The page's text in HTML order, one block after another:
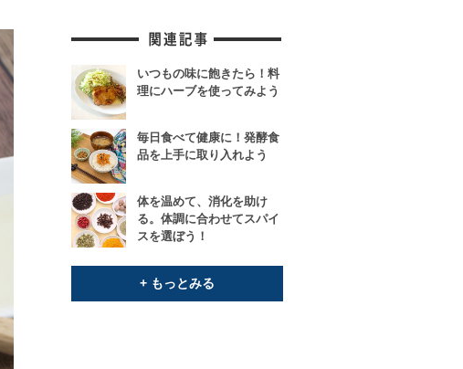
いつもの味に飽きたら！料
理にハーブを使ってみよう
毎日食べて健康に！発酵食
品を上手に取り入れよう
体を温めて、消化を助け
る。体調に合わせてスパイ
スを選ぼう！
+ もっとみる